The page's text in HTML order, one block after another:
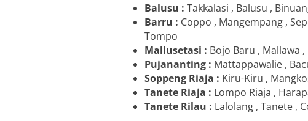
Balusu : Takkalasi , Balusu ,
Barru : Coppo , Mangempang ,
Tompo
Mallusetasi : Bojo Baru , Mallawa
Pujananting : Mattappawalie ,
Soppeng Riaja : Kiru-Kiru ,
Tanete Riaja : Lompo Riaja ,
Tanete Rilau : Lalolang , Tanete ,